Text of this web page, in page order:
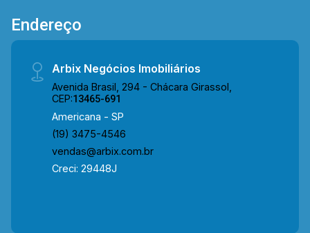
Endereço
Arbix Negócios Imobiliários
Avenida Brasil, 294 - Chácara Girassol,
CEP:13465-691
Americana - SP
(19) 3475-4546
vendas@arbix.com.br
Creci: 29448J